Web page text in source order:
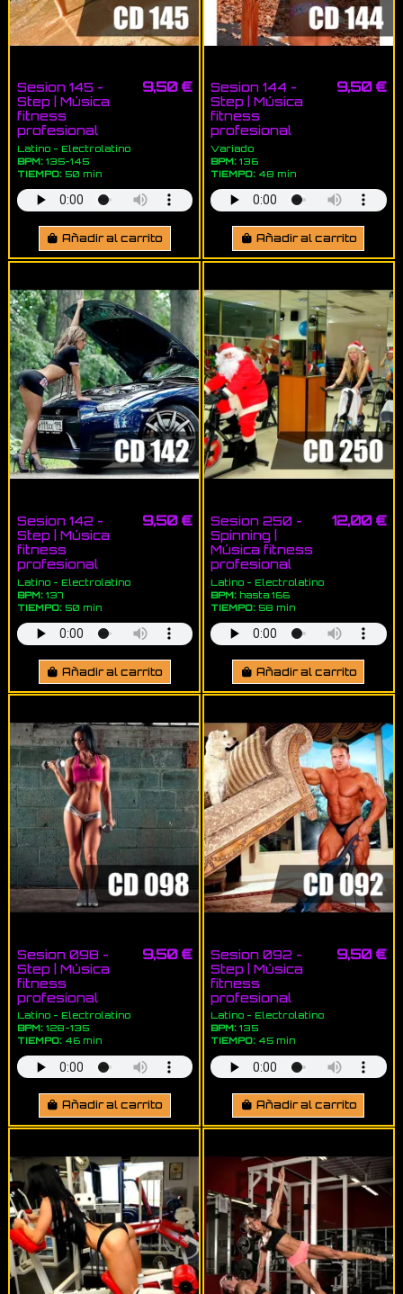
Sesion 145 -
Step | Música
fitness
profesional
Latino - Electrolatino
BPM:135-145
TIEMPO:50 min
9,50 €
Añadir al carrito
Sesion 144 -
Step | Música
fitness
profesional
Variado
BPM: 136
TIEMPO: 48 min
9,50 €
Añadir al carrito
Sesion 142 -
Step | Música
fitness
profesional
Latino - Electrolatino
BPM:137
TIEMPO:50 min
9,50 €
Añadir al carrito
Sesion 250 -
Spinning |
Música fitness
profesional
Latino - Electrolatino
BPM: hasta 166
TIEMPO: 58 min
12,00 €
Añadir al carrito
Sesion 098 -
Step | Música
fitness
profesional
Latino - Electrolatino
BPM:128-135
TIEMPO:46 min
9,50 €
Añadir al carrito
Sesion 092 -
Step | Música
fitness
profesional
Latino - Electrolatino
BPM: 135
TIEMPO: 45 min
9,50 €
Añadir al carrito